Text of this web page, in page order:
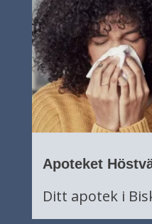
Apoteket
Ditt apotek i